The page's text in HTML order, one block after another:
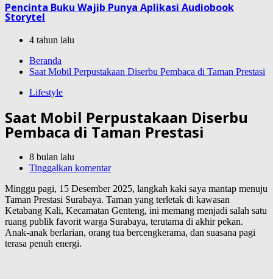
Pencinta Buku Wajib Punya Aplikasi Audiobook
Storytel
4 tahun lalu
Beranda
Saat Mobil Perpustakaan Diserbu Pembaca di Taman Prestasi
Lifestyle
Saat Mobil Perpustakaan Diserbu
Pembaca di Taman Prestasi
8 bulan lalu
Tinggalkan komentar
Minggu pagi, 15 Desember 2025, langkah kaki saya mantap menuju
Taman Prestasi Surabaya. Taman yang terletak di kawasan
Ketabang Kali, Kecamatan Genteng, ini memang menjadi salah satu
ruang publik favorit warga Surabaya, terutama di akhir pekan.
Anak-anak berlarian, orang tua bercengkerama, dan suasana pagi
terasa penuh energi.